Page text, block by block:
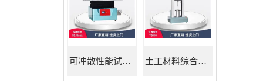
可冲散性能试验机 土工材料综合试验机